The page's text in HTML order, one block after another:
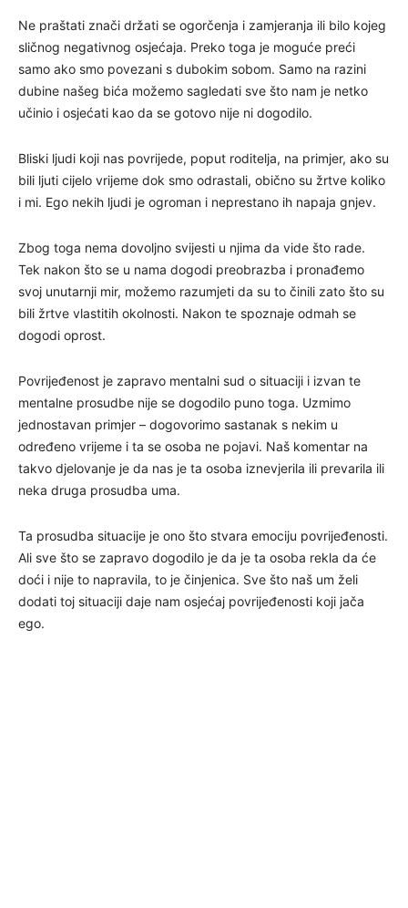
Ne praštati znači držati se ogorčenja i zamjeranja ili bilo kojeg
sličnog negativnog osjećaja. Preko toga je moguće preći
samo ako smo povezani s dubokim sobom. Samo na razini
dubine našeg bića možemo sagledati sve što nam je netko
učinio i osjećati kao da se gotovo nije ni dogodilo.
Bliski ljudi koji nas povrijede, poput roditelja, na primjer, ako su
bili ljuti cijelo vrijeme dok smo odrastali, obično su žrtve koliko
i mi. Ego nekih ljudi je ogroman i neprestano ih napaja gnjev.
Zbog toga nema dovoljno svijesti u njima da vide što rade.
Tek nakon što se u nama dogodi preobrazba i pronađemo
svoj unutarnji mir, možemo razumjeti da su to činili zato što su
bili žrtve vlastitih okolnosti. Nakon te spoznaje odmah se
dogodi oprost.
Povrijeđenost je zapravo mentalni sud o situaciji i izvan te
mentalne prosudbe nije se dogodilo puno toga. Uzmimo
jednostavan primjer – dogovorimo sastanak s nekim u
određeno vrijeme i ta se osoba ne pojavi. Naš komentar na
takvo djelovanje je da nas je ta osoba iznevjerila ili prevarila ili
neka druga prosudba uma.
Ta prosudba situacije je ono što stvara emociju povrijeđenosti.
Ali sve što se zapravo dogodilo je da je ta osoba rekla da će
doći i nije to napravila, to je činjenica. Sve što naš um želi
dodati toj situaciji daje nam osjećaj povrijeđenosti koji jača
ego.